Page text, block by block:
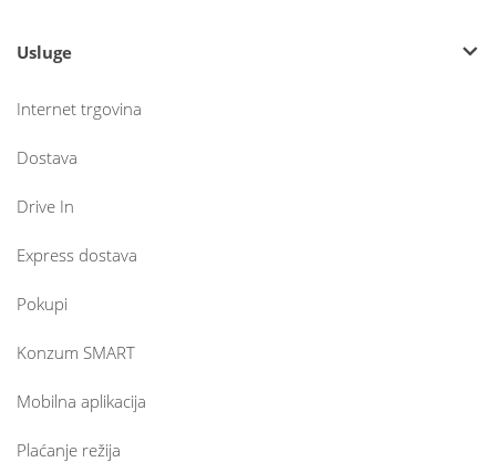
Usluge
Internet trgovina
Dostava
Drive In
Express dostava
Pokupi
Konzum SMART
Mobilna aplikacija
Plaćanje režija